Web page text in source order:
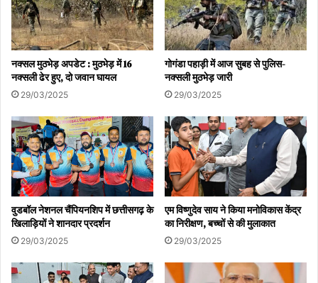
नक्सल मुठभेड़ अपडेट : मुठभेड़ में 16
नक्सली ढेर हुए, दो जवान घायल
29/03/2025
गोगंडा पहाड़ी में आज सुबह से पुलिस-
नक्सली मुठभेड़ जारी
29/03/2025
वुडबॉल नेशनल चैंपियनशिप में छत्तीसगढ़ के
खिलाड़ियों ने शानदार प्रदर्शन
29/03/2025
एम विष्णुदेव साय ने किया मनोविकास केंद्र
का निरीक्षण, बच्चों से की मुलाकात
29/03/2025